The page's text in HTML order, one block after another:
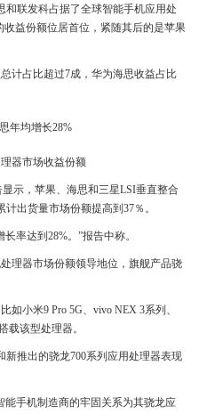
和联发科占据了全球智能手机应用处
益份额位居首位，紧随其后的是苹果
计占比超过7成，华为海思收益占比
器市场收益份额
显示，苹果、海思和三星LSI垂直整合
出货量市场份额提高到37％。
长率达到28%。”报告中称。
理器市场份额领导地位，旗舰产品骁
如小米9 Pro 5G、vivo NEX 3系列、
载该型处理器。
新推出的骁龙700系列应用处理器表现
能手机制造商的牢固关系为其骁龙应